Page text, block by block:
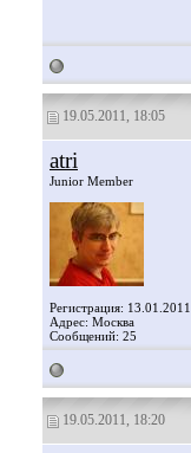
19.05.2011, 18:05
atri
Junior Member
Регистрация: 13.01.2011
Адрес: Москва
Сообщений: 25
19.05.2011, 18:20